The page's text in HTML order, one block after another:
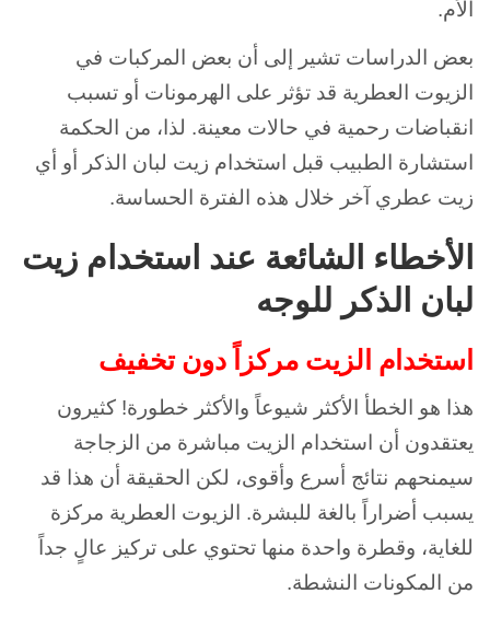
الأم.
بعض الدراسات تشير إلى أن بعض المركبات في
الزيوت العطرية قد تؤثر على الهرمونات أو تسبب
انقباضات رحمية في حالات معينة. لذا، من الحكمة
استشارة الطبيب قبل استخدام زيت لبان الذكر أو أي
زيت عطري آخر خلال هذه الفترة الحساسة.
الأخطاء الشائعة عند استخدام زيت
لبان الذكر للوجه
استخدام الزيت مركزاً دون تخفيف
هذا هو الخطأ الأكثر شيوعاً والأكثر خطورة! كثيرون
يعتقدون أن استخدام الزيت مباشرة من الزجاجة
سيمنحهم نتائج أسرع وأقوى، لكن الحقيقة أن هذا قد
يسبب أضراراً بالغة للبشرة. الزيوت العطرية مركزة
للغاية، وقطرة واحدة منها تحتوي على تركيز عالٍ جداً
من المكونات النشطة.